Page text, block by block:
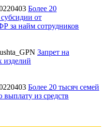
Более 20
от
за найм сотрудников
Запрет на
изделий
Более 20 тысяч семей
из средств